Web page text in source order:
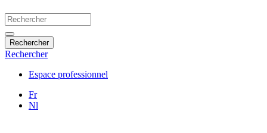
Rechercher
Rechercher
Espace professionnel
Fr
Nl